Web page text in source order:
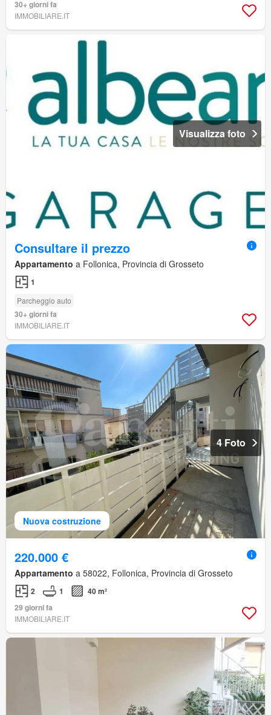
30+ giorni fa
IMMOBILIARE.IT
Visualizza foto
Consultare il prezzo
Appartamento a Follonica, Provincia di Grosseto
1
Parcheggio auto
30+ giorni fa
IMMOBILIARE.IT
Nuova costruzione
4 Foto
220.000 €
Appartamento a 58022, Follonica, Provincia di Grosseto
2 1
40 m²
29 giorni fa
IMMOBILIARE.IT